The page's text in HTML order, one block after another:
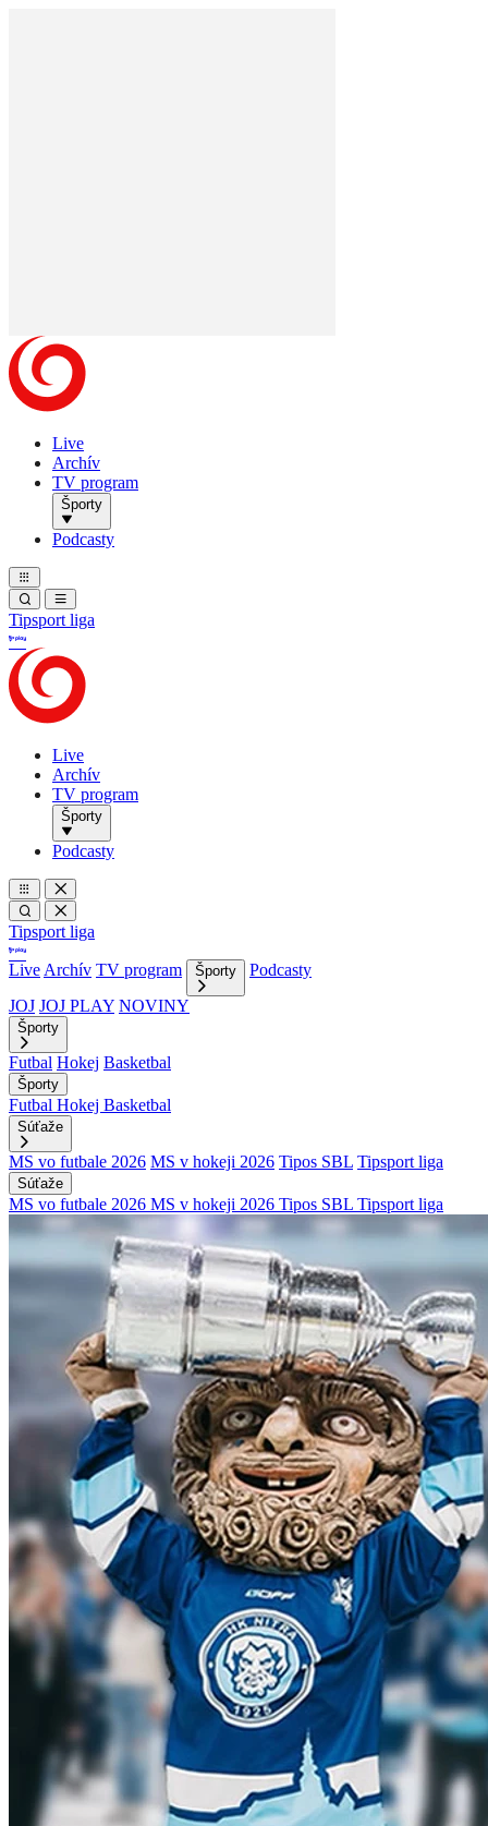
Live
Archív
TV program
Športy
Podcasty
Tipsport liga
Live
Archív
TV program
Športy
Podcasty
Tipsport liga
Live Archív TV program Športy
Podcasty
JOJ JOJ PLAY NOVINY
Športy
Futbal Hokej Basketbal
Športy
Futbal Hokej Basketbal
Súťaže
MS vo futbale 2026 MS v hokeji 2026 Tipos SBL Tipsport liga
Súťaže
MS vo futbale 2026 MS v hokeji 2026 Tipos SBL Tipsport liga